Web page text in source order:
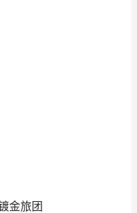
金旅团